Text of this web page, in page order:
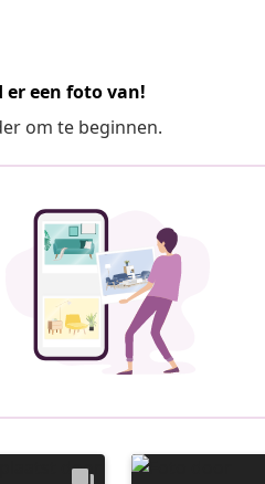
er een foto van!
om te beginnen.